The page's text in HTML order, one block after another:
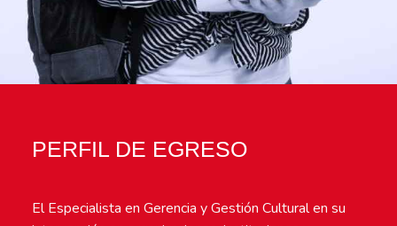
PERFIL DE EGRESO
El Especialista en Gerencia y Gestión Cultural en su